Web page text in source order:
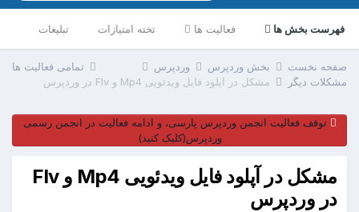
فهرست بخش ها فعالیت ها تخته امتیازات تبلیغات
تمامی فعالیت ها صفحه نخست بخش وردپرس
وردپرس
مشکلات دیگر
مشکل در آپلود فایل ویدئویی Mp4 و Flv در وردپرس
توقف فعالیت انجمن وردپرس پارسی، و ادامه فعالیت در انجمن رسمی
وردپرس(کلیک کنید)
مشکل در آپلود فایل ویدئویی Mp4 و Flv
در وردپرس